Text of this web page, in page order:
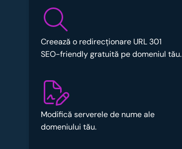
Creează o redirecționare URL 301
SEO-friendly gratuită pe domeniul tău.
Modifică serverele de nume ale
domeniului tău.